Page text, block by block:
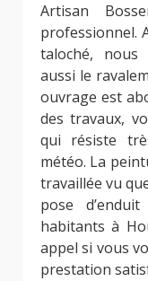
Artisan
professionnel.
taloché, nous
aussi le
ouvrage est
des travaux,
qui résiste
météo. La
travaillée vu
pose
habitants à
appel si vous
prestation